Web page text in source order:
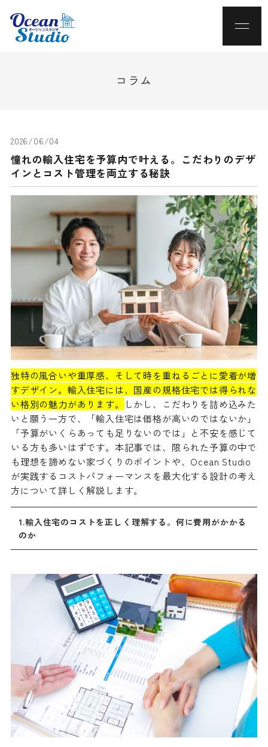
コラム
2026/06/04
憧れの輸入住宅を予算内で叶える。こだわりのデザ
インとコスト管理を両立する秘訣
独特の風合いや重厚感、そして時を重ねるごとに愛着が増
すデザイン。輸入住宅には、国産の規格住宅では得られな
い格別の魅力があります。
しかし、こだわりを詰め込みた
いと願う一方で、「輸入住宅は価格が高いのではないか」
「予算がいくらあっても足りないのでは」と不安を感じて
いる方も多いはずです。本記事では、限られた予算の中で
も理想を諦めない家づくりのポイントや、Ocean Studio
が実践するコストパフォーマンスを最大化する設計の考え
方について詳しく解説します。
1.輸入住宅のコストを正しく理解する。何に費用がかかる
のか